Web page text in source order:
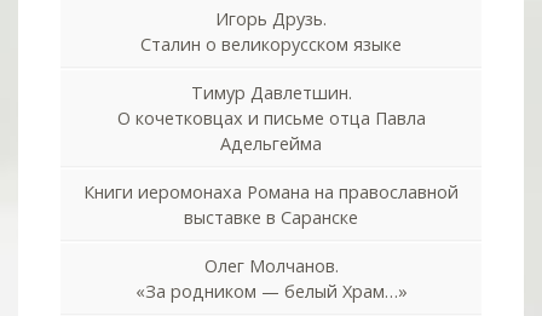
Игорь Друзь.
Сталин о великорусском языке
Тимур Давлетшин.
О кочетковцах и письме отца Павла
Адельгейма
Книги иеромонаха Романа на православной
выставке в Саранске
Олег Молчанов.
«За родником — белый Храм…»